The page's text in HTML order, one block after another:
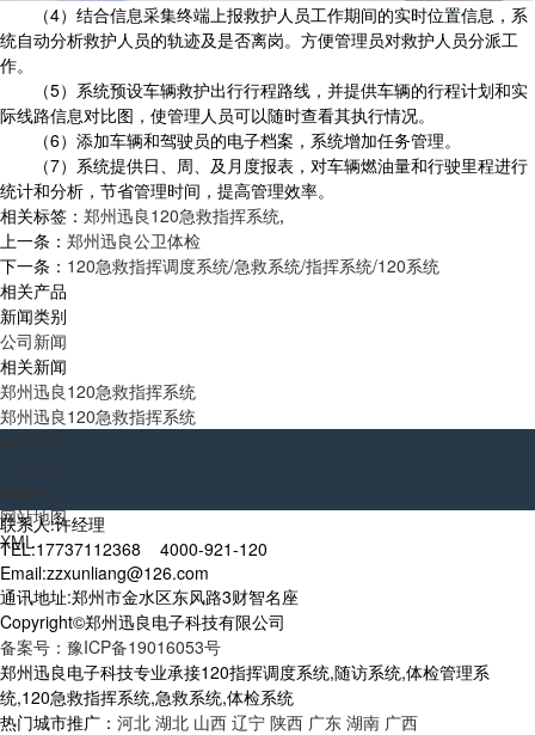
（4）结合信息采集终端上报救护人员工作期间的实时位置信息，系
统自动分析救护人员的轨迹及是否离岗。方便管理员对救护人员分派工
作。
（5）系统预设车辆救护出行行程路线，并提供车辆的行程计划和实
际线路信息对比图，使管理人员可以随时查看其执行情况。
（6）添加车辆和驾驶员的电子档案，系统增加任务管理。
（7）系统提供日、周、及月度报表，对车辆燃油量和行驶里程进行
统计和分析，节省管理时间，提高管理效率。
相关标签： 郑州迅良120急救指挥系统,
上一条： 郑州迅良公卫体检
下一条： 120急救指挥调度系统/急救系统/指挥系统/120系统
相关产品
新闻类别
公司新闻
相关新闻
郑州迅良120急救指挥系统
郑州迅良120急救指挥系统
网站地图
XML
联系人:许经理
TEL:17737112368 4000-921-120
Email:zzxunliang@126.com
通讯地址:郑州市金水区东风路3财智名座
Copyright©郑州迅良电子科技有限公司
备案号：豫ICP备19016053号
郑州迅良电子科技专业承接120指挥调度系统,随访系统,体检管理系
统,120急救指挥系统,急救系统,体检系统
热门城市推广： 河北 湖北 山西 辽宁 陕西 广东 湖南 广西